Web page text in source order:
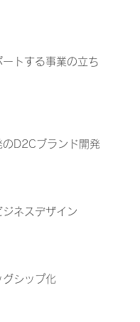
トする事業の立ち
D2Cブランド開発
ネスデザイン
グシップ化